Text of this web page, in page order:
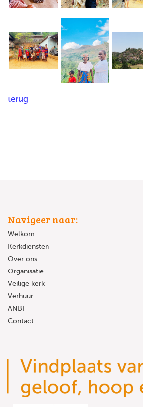
terug
Navigeer naar:
Welkom
Kerkdiensten
Over ons
Organisatie
Veilige kerk
Verhuur
ANBI
Contact